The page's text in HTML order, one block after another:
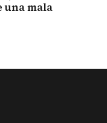
una mala